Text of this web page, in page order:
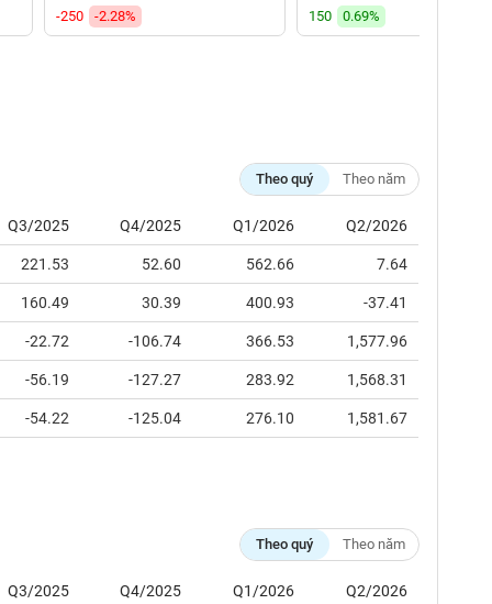
-250
-2.28%
150
0.69%
Theo quý Theo năm
Q3/2025 Q4/2025 Q1/2026 Q2/2026
221.53 52.60 562.66 7.64
160.49 30.39 400.93 -37.41
-22.72 -106.74 366.53 1,577.96
-56.19 -127.27 283.92 1,568.31
-54.22 -125.04 276.10 1,581.67
Theo quý Theo năm
Q3/2025 Q4/2025 Q1/2026 Q2/2026